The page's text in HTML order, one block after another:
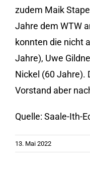
zudem Maik
Jahre dem WTW
konnten die nicht
Jahre), Uwe
Nickel (60 Jahre).
Vorstand aber
Quelle: Saale-Ith-
13. Mai 2022